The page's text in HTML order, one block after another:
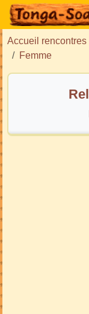
Accueil rencontres
Femme